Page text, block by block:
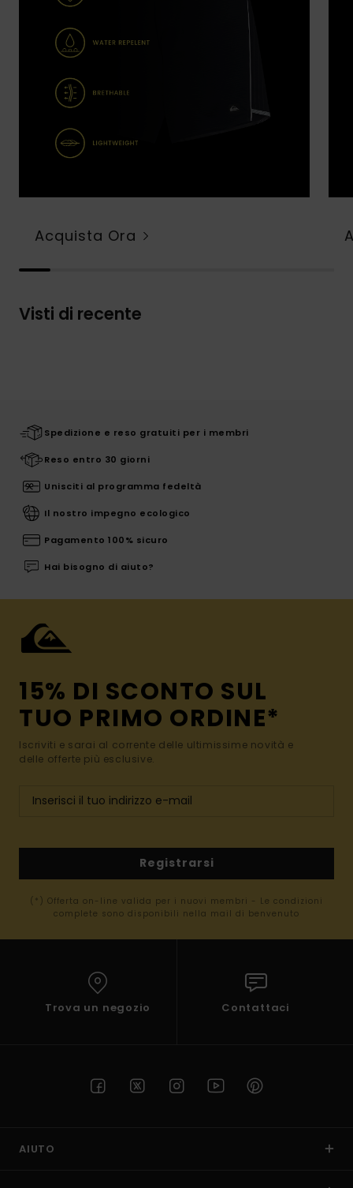
Acquista Ora
Visti di recente
Spedizione e reso gratuiti per i membri
Reso entro 30 giorni
Unisciti al programma fedeltà
Il nostro impegno ecologico
Pagamento 100% sicuro
Hai bisogno di aiuto?
15% DI SCONTO SUL
TUO PRIMO ORDINE*
Iscriviti e sarai al corrente delle ultimissime novità e
delle offerte più esclusive.
Registrarsi
(*) Offerta on-line valida per i nuovi membri - Le condizioni
complete sono disponibili nella mail di benvenuto
Trova un negozio Contattaci
AIUTO